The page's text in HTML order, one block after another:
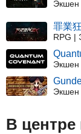
Экшен
罪業
RPG |
Экшен
Экшен
В